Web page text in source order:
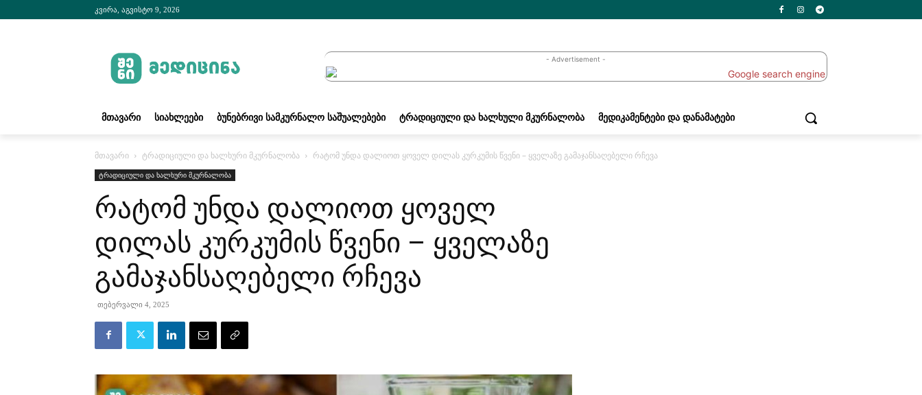
კვირა, აგვისტო 9, 2026
- Advertisement -
ᲛᲗᲐᲕᲐᲠᲘ ᲡᲘᲐᲮᲚᲔᲔᲑᲘ ᲑᲣᲜᲔᲑᲠᲘᲕᲘ ᲡᲐᲛᲙᲣᲠᲜᲐᲚᲝ ᲡᲐᲨᲣᲐᲚᲔᲑᲔᲑᲘ ᲢᲠᲐᲓᲘᲪᲘᲣᲚᲘ ᲓᲐ ᲮᲐᲚᲮᲣᲚᲘ ᲛᲙᲣᲠᲜᲐᲚᲝᲑᲐ ᲛᲔᲓᲘᲙᲐᲛᲔᲜᲢᲔᲑᲘ ᲓᲐ ᲓᲐᲜᲐᲛᲐᲢᲔᲑᲘ
მთავარი ტრადიციული და ხალხური მკურნალობა რატომ უნდა დალიოთ ყოველ დილას კურკუმის წვენი – ყველაზე გამაჯანსაღებელი რჩევა
ტრადიციული და ხალხური მკურნალობა
რატომ უნდა დალიოთ ყოველ
დილას კურკუმის წვენი – ყველაზე
გამაჯანსაღებელი რჩევა
თებერვალი 4, 2025